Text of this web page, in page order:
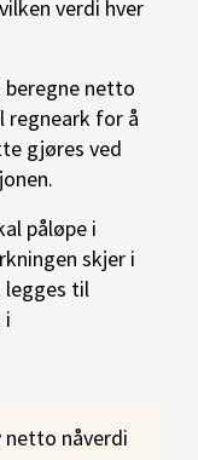
verdi hver
beregne netto
regneark for å
gjøres ved
påløpe i
skjer i
legges til
i
netto nåverdi